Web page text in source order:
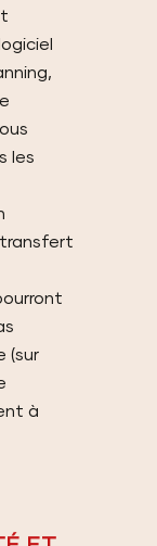
les
transfert
(sur
à